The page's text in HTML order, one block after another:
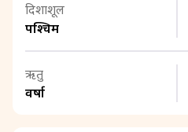
दिशाशूल
पश्चिम
ऋतु
वर्षा